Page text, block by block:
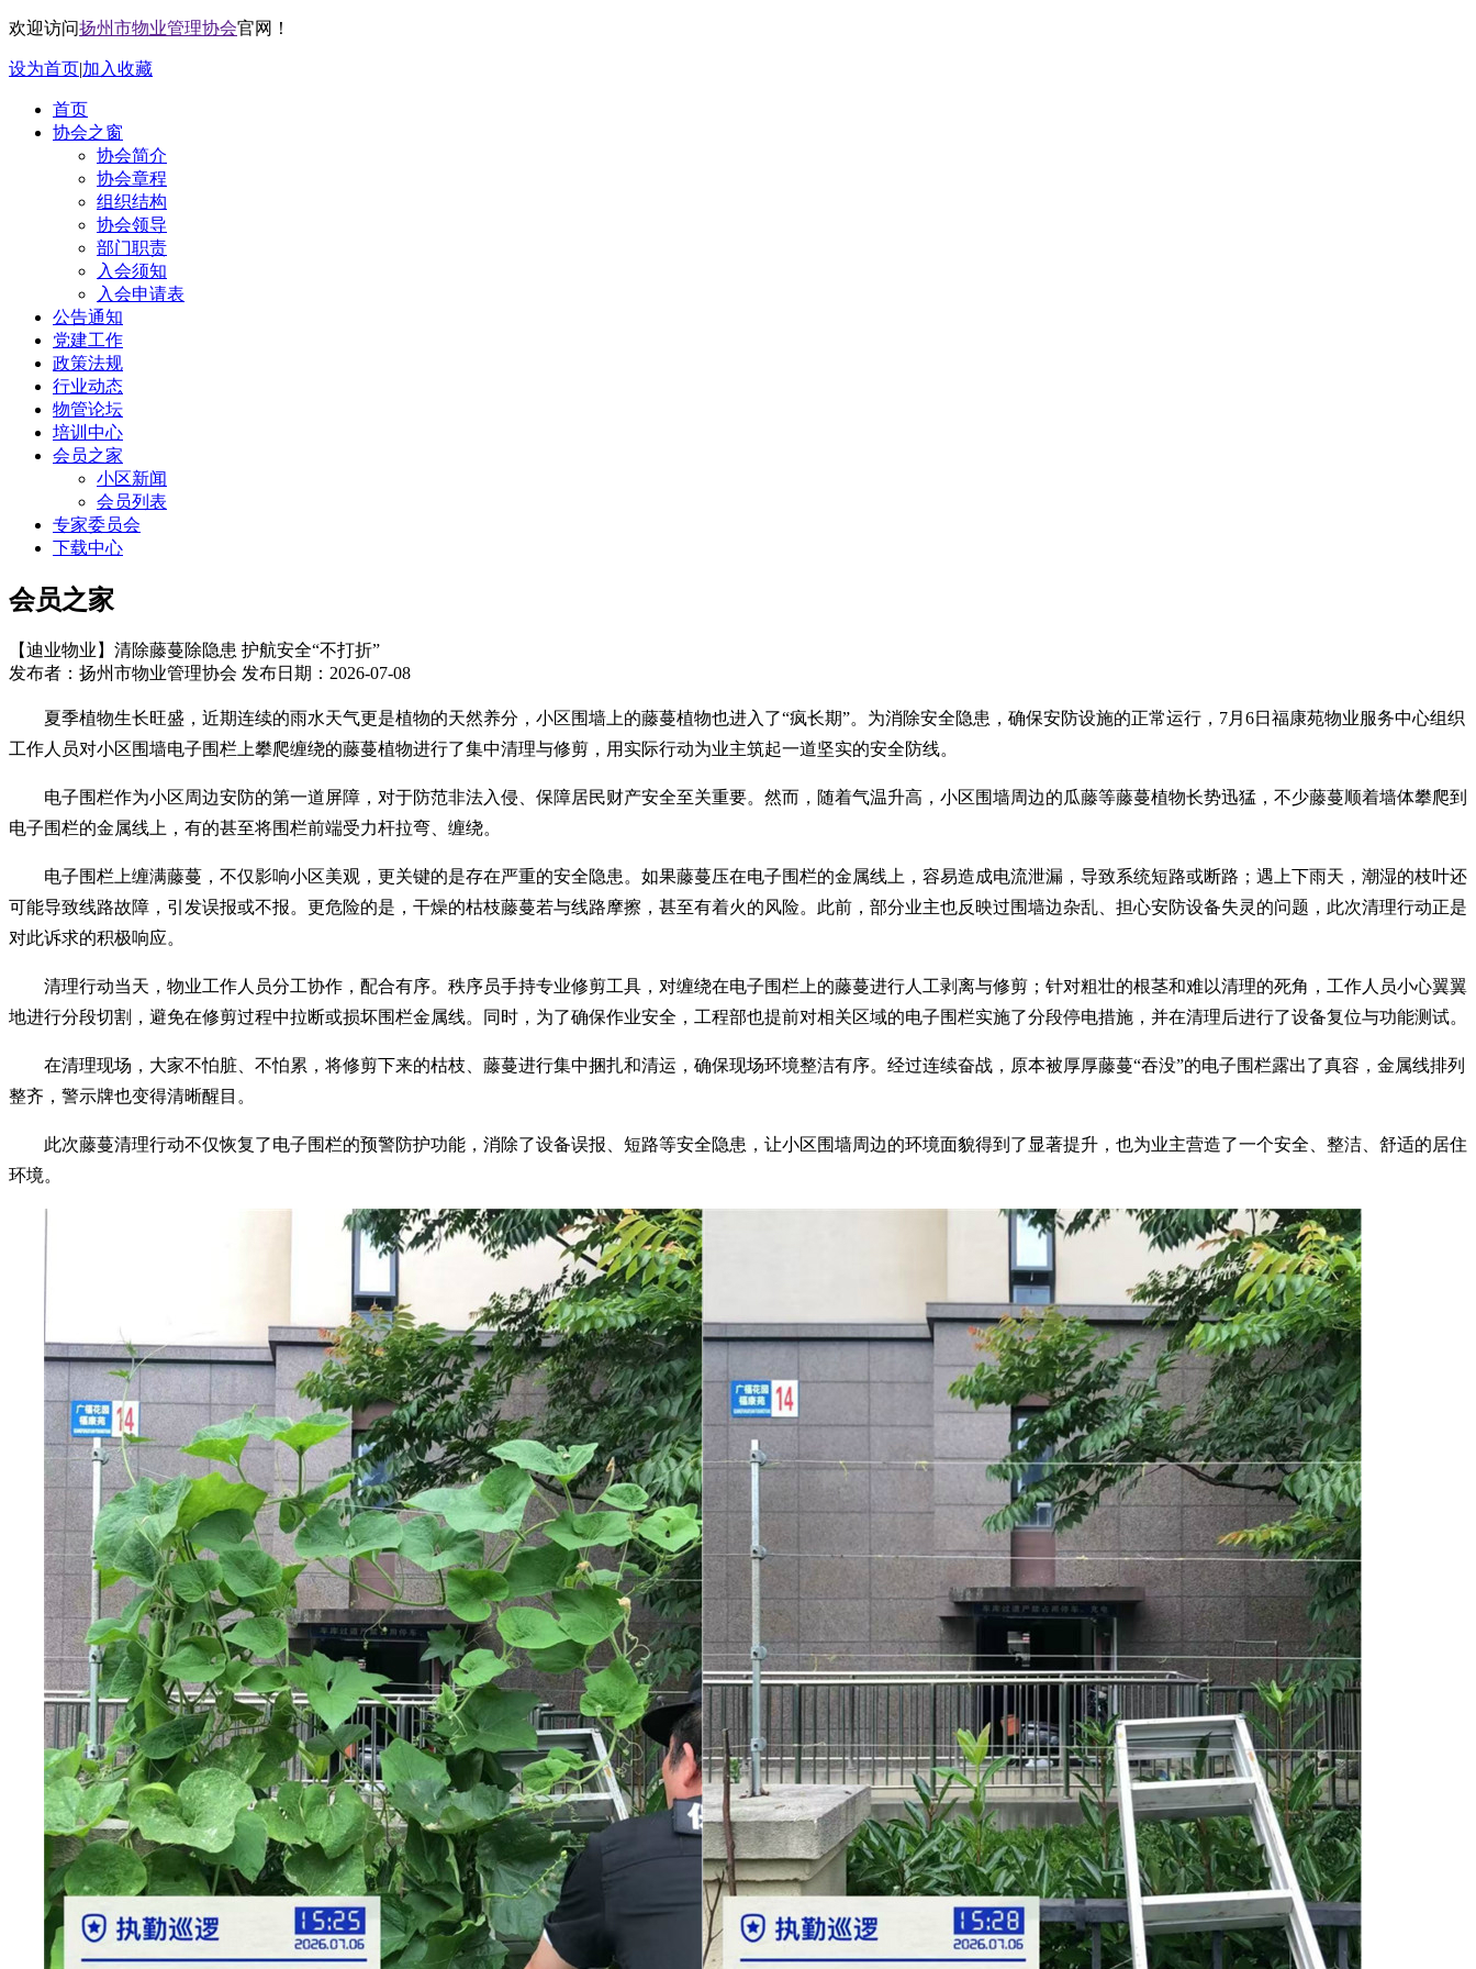
欢迎访问扬州市物业管理协会官网！
设为首页|加入收藏
首页
协会之窗
协会简介
协会章程
组织结构
协会领导
部门职责
入会须知
入会申请表
公告通知
党建工作
政策法规
行业动态
物管论坛
培训中心
会员之家
小区新闻
会员列表
专家委员会
下载中心
会员之家
【迪业物业】清除藤蔓除隐患 护航安全“不打折”
发布者：扬州市物业管理协会 发布日期：2026-07-08
夏季植物生长旺盛， 近期连续的雨水天气更是植物的天然养分， 小区围墙上的藤蔓植物也进入了“疯长期”。为消除安全隐患，确保安防设施的正常运行， 7月6日福康苑物业服务中心组织
工作人员对小区围墙电子围栏上攀爬缠绕的藤蔓植物进行了集中清理与修剪，用实际行动为业主筑起一道坚实的安全防线。
电子围栏作为小区周边安防的第一道屏障，对于防范非法入侵、保障居民财产安全至关重要。然而，随着气温升高，小区围墙周边的瓜藤等藤蔓植物长势迅猛，不少藤蔓顺着墙体攀爬到
电子围栏的金属线上，有的甚至将围栏前端受力杆拉弯、缠绕。
电子围栏上缠满藤蔓，不仅影响小区美观，更关键的是存在严重的安全隐患。如果藤蔓压在电子围栏的金属线上，容易造成电流泄漏，导致系统短路或断路；遇上下雨天，潮湿的枝叶还
可能导致线路故障，引发误报或不报。更危险的是，干燥的枯枝藤蔓若与线路摩擦，甚至有着火的风险。此前，部分业主也反映过围墙边杂乱、担心安防设备失灵的问题，此次清理行动正是
对此诉求的积极响应。
清理行动当天，物业工作人员分工协作，配合有序。 秩序员手持专业修剪工具，对缠绕在电子围栏上的藤蔓进行人工剥离与修剪；针对粗壮的根茎和难以清理的死角，工作人员小心翼翼
地进行分段切割，避免在修剪过程中拉断或损坏围栏金属线。同时，为了确保作业安全，工程部也提前对相关区域的电子围栏实施了分段停电措施，并在清理后进行了设备复位与功能测试。
在清理现场，大家不怕脏、不怕累，将修剪下来的枯枝、藤蔓进行集中捆扎和清运，确保现场环境整洁有序。经过连续奋战，原本被厚厚藤蔓“吞没”的电子围栏露出了真容，金属线排列
整齐，警示牌也变得清晰醒目。
此次藤蔓清理行动不仅恢复了电子围栏的预警防护功能，消除了设备误报、短路等安全隐患，让小区围墙周边的环境面貌得到了显著提升 ， 也为业主营造了一个安全、整洁、舒适的居住
环境。